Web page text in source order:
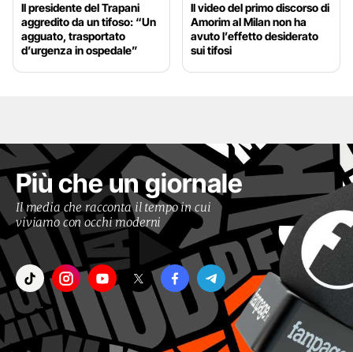
Il presidente del Trapani
aggredito da un tifoso: “Un
agguato, trasportato
d’urgenza in ospedale”
Il video del primo discorso di
Amorim al Milan non ha
avuto l’effetto desiderato
sui tifosi
Più che un giornale
Il media che racconta il tempo in cui
viviamo con occhi moderni